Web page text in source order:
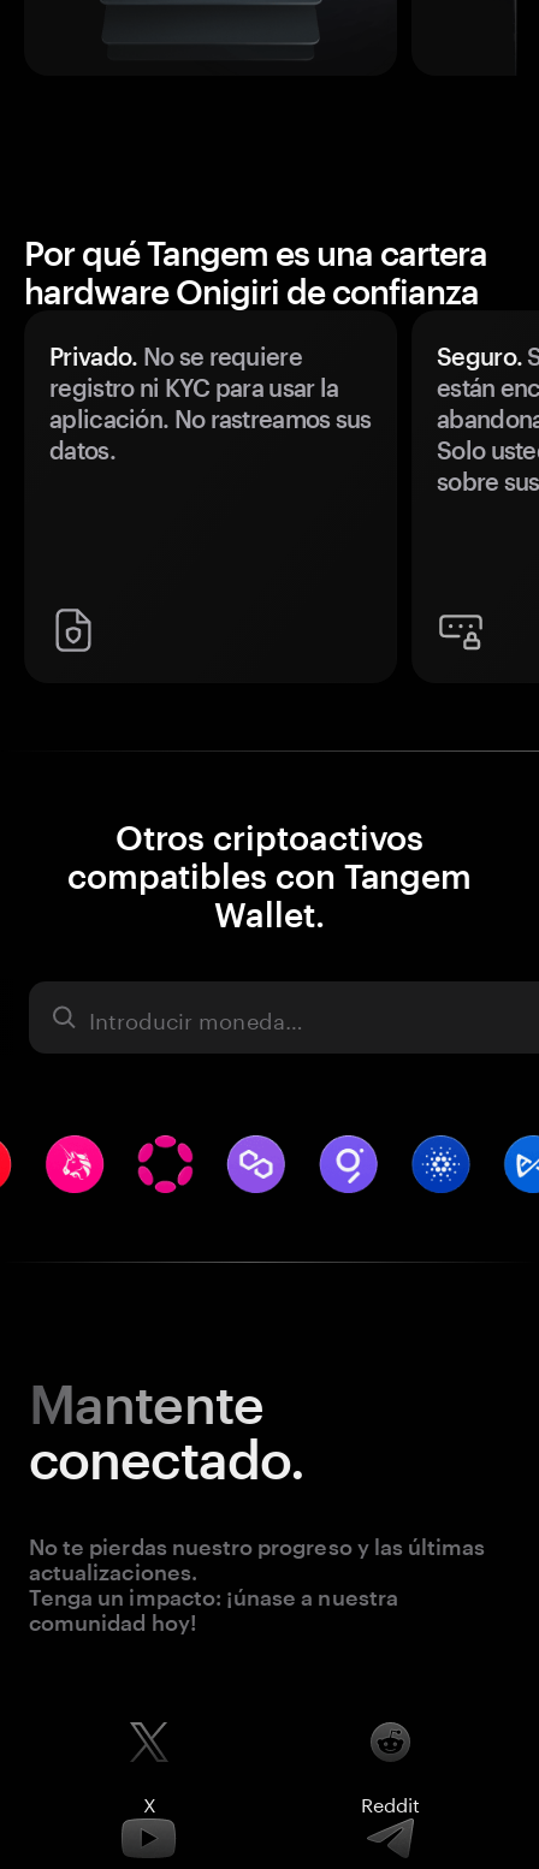
Por qué Tangem es una cartera
hardware Onigiri de confianza
Privado. No se requiere
registro ni KYC para usar la
aplicación. No rastreamos sus
datos.
Seguro.
están
Solo
sobre
Otros criptoactivos
compatibles con Tangem
Wallet.
Activo
Mantente
conectado.
No te pierdas nuestro progreso y las últimas
actualizaciones.
Tenga un impacto: ¡únase a nuestra
comunidad hoy!
X Reddit